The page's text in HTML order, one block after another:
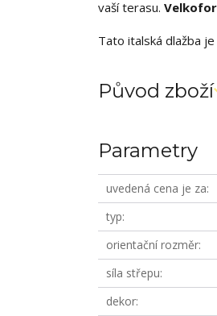
vaší terasu.
Tato italská dlažba
Původ zboží
Parametry
uvedená cena je za
typ
orientační rozměr
síla střepu
dekor